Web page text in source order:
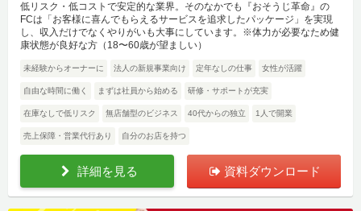
低リスク・低コストで安定的な業界。そのなかでも『おそうじ革命』の
FCは「お客様に喜んでもらえるサービスを追求したパッケージ」を実現
し、収入だけでなくやりがいも大事にしています。※体力が必要なため健
康状態が良好な方（18〜60歳が望ましい）
未経験からオーナーに 法人の新規事業向け 定年なしの仕事 女性が活躍
自由な時間に働く まずは社員から始める 研修・サポートが充実
在庫なしで低リスク 無店舗型のビジネス 40代からの独立 1人で開業
売上保障・営業代行あり 自分のお店を持つ
詳細を見る 資料ダウンロード